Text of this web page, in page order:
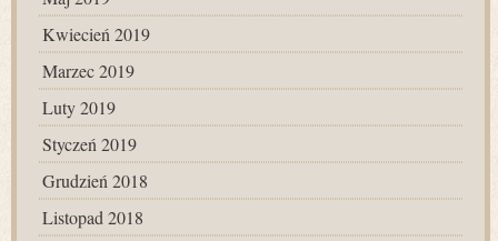
Kwiecień 2019
Marzec 2019
Luty 2019
Styczeń 2019
Grudzień 2018
Listopad 2018